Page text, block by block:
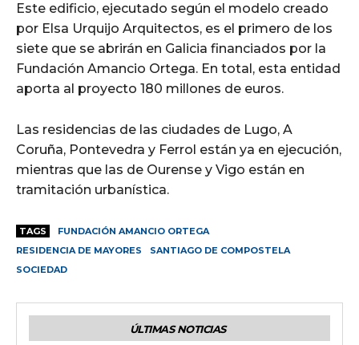
Este edificio, ejecutado según el modelo creado
por Elsa Urquijo Arquitectos, es el primero de los
siete que se abrirán en Galicia financiados por la
Fundación Amancio Ortega. En total, esta entidad
aporta al proyecto 180 millones de euros.
Las residencias de las ciudades de Lugo, A
Coruña, Pontevedra y Ferrol están ya en ejecución,
mientras que las de Ourense y Vigo están en
tramitación urbanística.
TAGS
FUNDACIÓN AMANCIO ORTEGA
RESIDENCIA DE MAYORES
SANTIAGO DE COMPOSTELA
SOCIEDAD
ÚLTIMAS NOTICIAS